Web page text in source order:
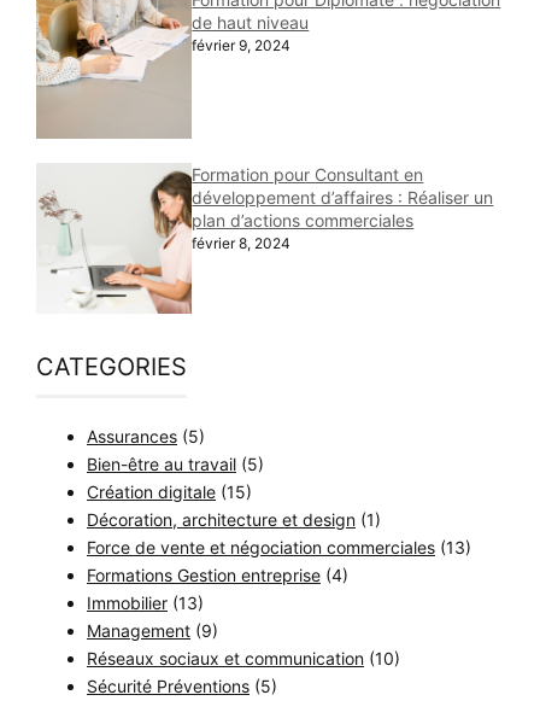
de haut niveau
février 9, 2024
Formation pour Consultant en
développement d’affaires : Réaliser un
plan d’actions commerciales
février 8, 2024
CATEGORIES
Assurances (5)
Bien-être au travail (5)
Création digitale (15)
Décoration, architecture et design (1)
Force de vente et négociation commerciales (13)
Formations Gestion entreprise (4)
Immobilier (13)
Management (9)
Réseaux sociaux et communication (10)
Sécurité Préventions (5)